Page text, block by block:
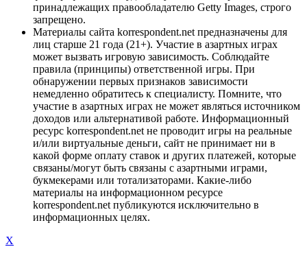
принадлежащих правообладателю Getty Images, строго
запрещено.
Материалы сайта korrespondent.net предназначены для
лиц старше 21 года (21+). Участие в азартных играх
может вызвать игровую зависимость. Соблюдайте
правила (принципы) ответственной игры. При
обнаружении первых признаков зависимости
немедленно обратитесь к специалисту. Помните, что
участие в азартных играх не может являться источником
доходов или альтернативой работе. Информационный
ресурс korrespondent.net не проводит игры на реальные
и/или виртуальные деньги, сайт не принимает ни в
какой форме оплату ставок и других платежей, которые
связаны/могут быть связаны с азартными играми,
букмекерами или тотализаторами. Какие-либо
материалы на информационном ресурсе
korrespondent.net публикуются исключительно в
информационных целях.
X